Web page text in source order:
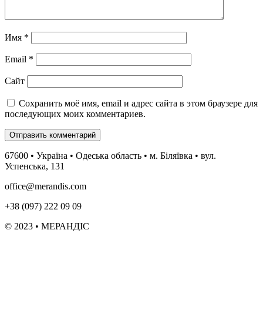
Имя *
Email *
Сайт
Сохранить моё имя, email и адрес сайта в этом браузере для
последующих моих комментариев.
67600 • Україна • Одеська область • м. Біляївка • вул.
Успенська, 131
office@merandis.com
+38 (097) 222 09 09
© 2023 • МЕРАНДІС